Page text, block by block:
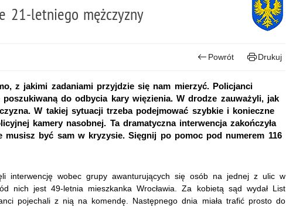
21-letniego mężczyzny
Powrót Drukuj
z jakimi zadaniami przyjdzie się nam mierzyć. Policjanci
do odbycia kary więzienia. W drodze zauważyli, jak
W takiej sytuacji trzeba podejmować szybkie i konieczne
kamery nasobnej. Ta dramatyczna interwencja zakończyła
musisz być sam w kryzysie. Sięgnij po pomoc pod numerem 116
interwencję wobec grupy awanturujących się osób na jednej z ulic w
nich jest 49-letnia mieszkanka Wrocławia. Za kobietą sąd wydał List
pojechali z nią na komendę. Następnego dnia miała trafić prosto do